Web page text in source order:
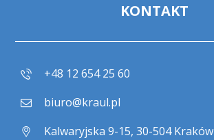
KONTAKT
+48 12 654 25 60
biuro@kraul.pl
Kalwaryjska 9-15, 30-504 Kraków